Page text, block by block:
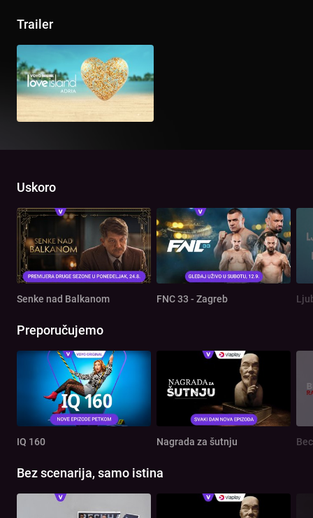
Trailer
Uskoro
Senke nad Balkanom FNC 33 - Zagreb
Preporučujemo
IQ 160 Nagrada za šutnju
Bez scenarija, samo istina